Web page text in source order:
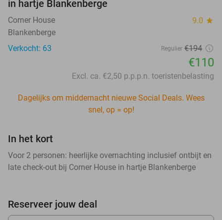
in hartje Blankenberge
Corner House 9.0 star
Blankenberge
Verkocht: 63
Regulier €194
€110
Excl. ca. €2,50 p.p.p.n. toeristenbelasting
Dagelijks om middernacht nieuwe Social Deals. Wees
snel, op = op!
In het kort
Voor 2 personen: heerlijke overnachting inclusief ontbijt en
late check-out bij Corner House in hartje Blankenberge
Reserveer jouw deal